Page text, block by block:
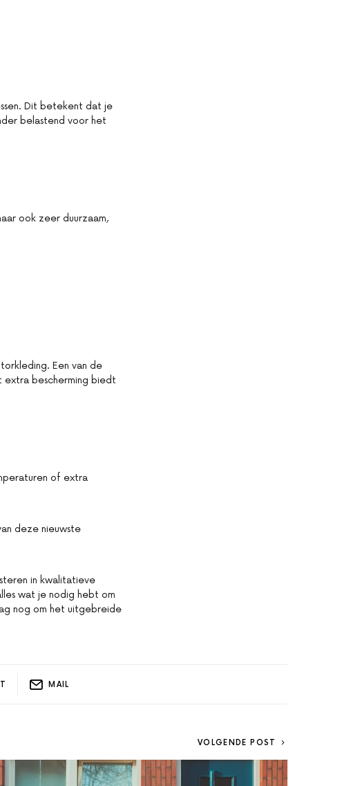
Dit betekent dat je
belastend voor het
ook zeer duurzaam,
Een van de
extra bescherming biedt
of extra
deze nieuwste
in kwalitatieve
wat je nodig hebt om
nog om het uitgebreide
MAIL
VOLGENDE POST